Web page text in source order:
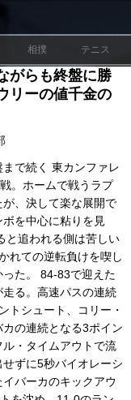
相撲 テニス
がらも終盤に勝
リーの値千金の
で続く 東カンファレ
。ホームで戦うラプ
、決して楽な展開で
を中心に粘りを見
と追われる側は苦しい
れての逆転負けを喫し
た。 84-83で迎えた
る。高速パスの連続
トシュート、コリー・
の連続となる3ポイン
ル・タイムアウトで流
ずに5秒バイオレーシ
バーカのキックアウ